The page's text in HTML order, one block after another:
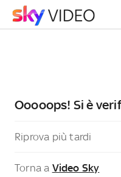
Ooooops! Si è
Riprova più tardi
Torna a Video Sky